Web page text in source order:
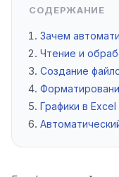
СОДЕРЖАНИЕ
Зачем
Чтение и
Создание
Графики в Excel